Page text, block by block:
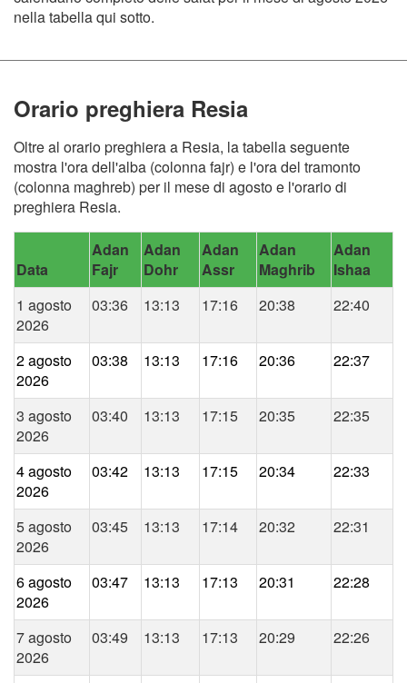
nella tabella qui sotto.
Orario preghiera Resia
Oltre al orario preghiera a Resia, la tabella seguente
mostra l'ora dell'alba (colonna fajr) e l'ora del tramonto
(colonna maghreb) per il mese di agosto e l'orario di
preghiera Resia.
Data
Adan
Fajr
Adan
Dohr
Adan
Assr
Adan
Maghrib
Adan
Ishaa
1 agosto
2026
03:36 13:13 17:16 20:38 22:40
2 agosto
2026
03:38 13:13 17:16 20:36 22:37
3 agosto
2026
03:40 13:13 17:15 20:35 22:35
4 agosto
2026
03:42 13:13 17:15 20:34 22:33
5 agosto
2026
03:45 13:13 17:14 20:32 22:31
6 agosto
2026
03:47 13:13 17:13 20:31 22:28
7 agosto
2026
03:49 13:13 17:13 20:29 22:26